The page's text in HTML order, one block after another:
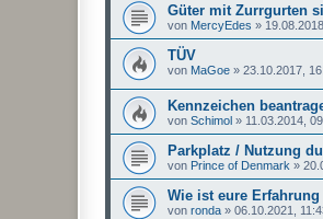
Güter mit Zurrgurten
von MercyEdes »
TÜV
von MaGoe » 23.10.2017,
Kennzeichen
von Schimol » 11.03.2014,
Parkplatz / Nutzung
von Prince of Denmark »
Wie ist eure
von ronda » 06.10.2021,